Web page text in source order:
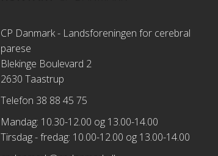
CP Danmark - Landsforeningen for cerebral
parese
Blekinge Boulevard 2
2630 Taastrup
Telefon 38 88 45 75
Mandag: 10.30-12.00 og 13.00-14.00
Tirsdag - fredag: 10.00-12.00 og 13.00-14.00